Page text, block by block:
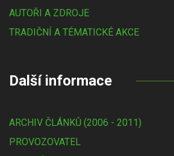
AUTOŘI A ZDROJE
TRADIČNÍ A TÉMATICKÉ AKCE
Další informace
ARCHIV ČLÁNKŮ (2006 - 2011)
PROVOZOVATEL